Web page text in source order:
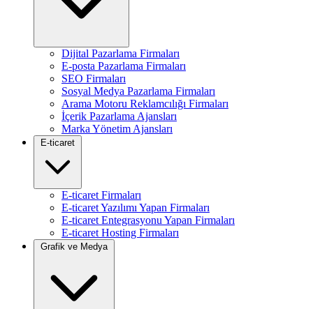
Dijital Pazarlama Firmaları
E-posta Pazarlama Firmaları
SEO Firmaları
Sosyal Medya Pazarlama Firmaları
Arama Motoru Reklamcılığı Firmaları
İçerik Pazarlama Ajansları
Marka Yönetim Ajansları
E-ticaret
E-ticaret Firmaları
E-ticaret Yazılımı Yapan Firmaları
E-ticaret Entegrasyonu Yapan Firmaları
E-ticaret Hosting Firmaları
Grafik ve Medya